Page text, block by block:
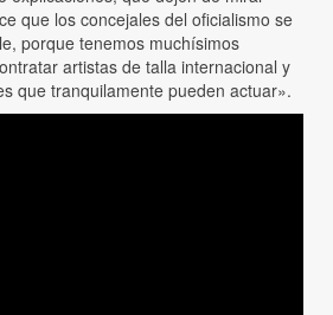
que los concejales del oficialismo se
porque tenemos muchísimos
artistas de talla internacional y
que tranquilamente pueden actuar».